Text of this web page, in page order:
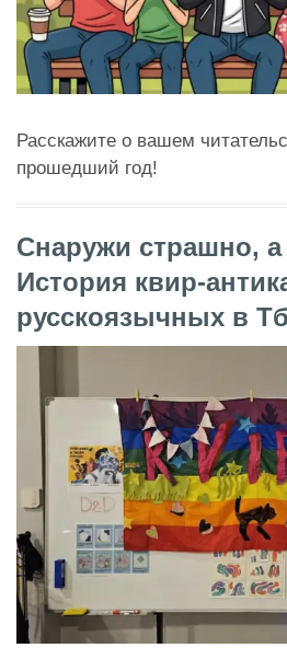
Расскажите о вашем
прошедший год!
Снаружи страшно, а
История квир-
русскоязычных в